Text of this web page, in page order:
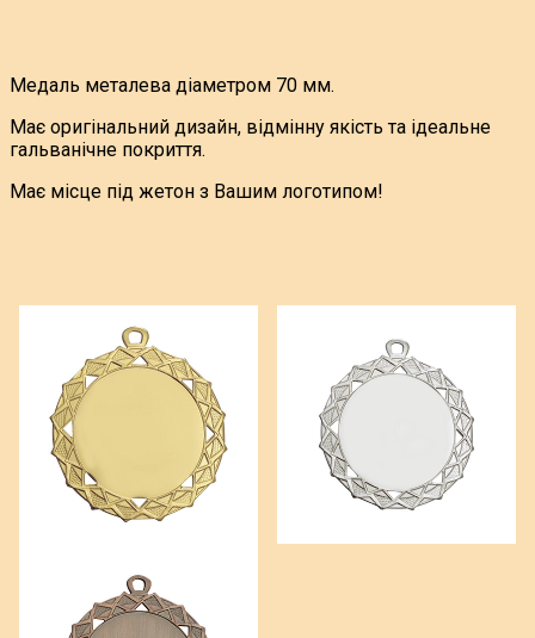
Медаль металева діаметром 70 мм.
Має оригінальний дизайн, відмінну якість та ідеальне
гальванічне покриття.
Має місце під жетон з Вашим логотипом!